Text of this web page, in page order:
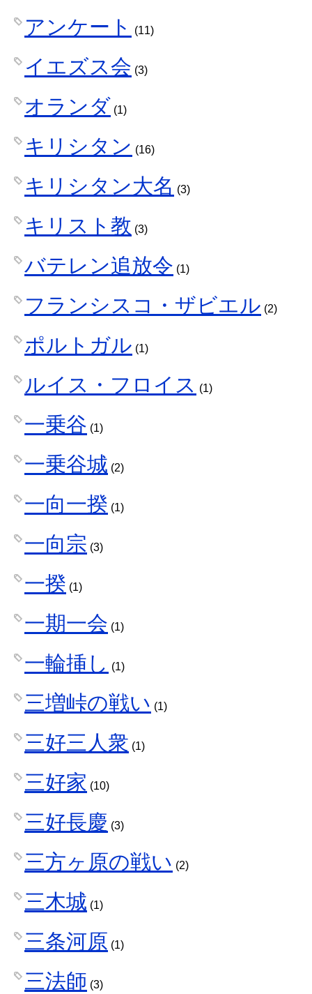
アンケート (11)
イエズス会 (3)
オランダ (1)
キリシタン (16)
キリシタン大名 (3)
キリスト教 (3)
バテレン追放令 (1)
フランシスコ・ザビエル (2)
ポルトガル (1)
ルイス・フロイス (1)
一乗谷 (1)
一乗谷城 (2)
一向一揆 (1)
一向宗 (3)
一揆 (1)
一期一会 (1)
一輪挿し (1)
三増峠の戦い (1)
三好三人衆 (1)
三好家 (10)
三好長慶 (3)
三方ヶ原の戦い (2)
三木城 (1)
三条河原 (1)
三法師 (3)